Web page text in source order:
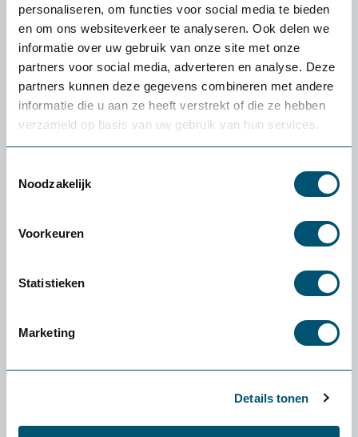
personaliseren, om functies voor social media te bieden
en om ons websiteverkeer te analyseren. Ook delen we
informatie over uw gebruik van onze site met onze
partners voor social media, adverteren en analyse. Deze
partners kunnen deze gegevens combineren met andere
informatie die u aan ze heeft verstrekt of die ze hebben
verzameld op basis van uw gebruik van hun services.
Noodzakelijk
Voorkeuren
Statistieken
Marketing
Details tonen
Kan ik een demonstratie van de Ergowork
Medical Cart aanvragen?
Specificaties
Ervaren of een product
proefplaatsing van
volledig kosteloos. Vooraf betaal je niets. Enige
verzendkosten voor eigen rekening.